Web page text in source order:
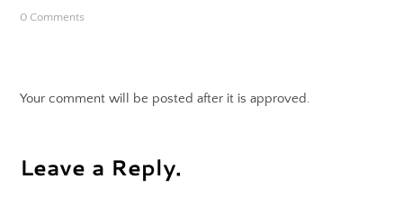
0 Comments
Your comment will be posted after it is approved.
Leave a Reply.